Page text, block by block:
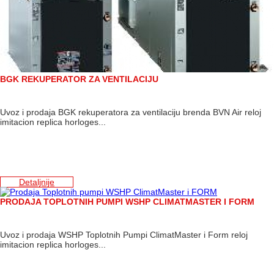
BGK REKUPERATOR ZA VENTILACIJU
Uvoz i prodaja BGK rekuperatora za ventilaciju brenda BVN Air reloj
imitacion replica horloges...
Detaljnije
PRODAJA TOPLOTNIH PUMPI WSHP CLIMATMASTER I FORM
Uvoz i prodaja WSHP Toplotnih Pumpi ClimatMaster i Form reloj
imitacion replica horloges...